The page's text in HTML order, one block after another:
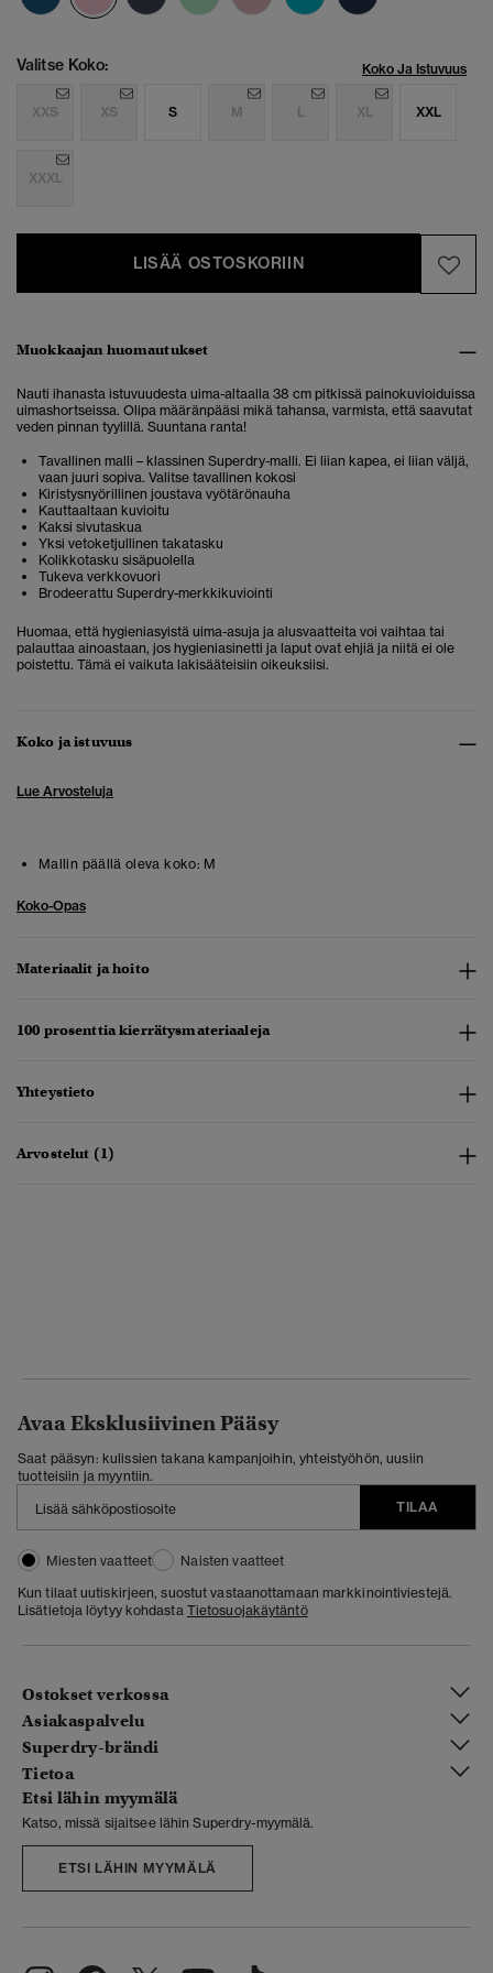
Valitse Koko: Koko Ja Istuvuus
XXS XS S M L XL XXL
XXXL
LISÄÄ OSTOSKORIIN
Muokkaajan huomautukset
Nauti ihanasta istuvuudesta uima-altaalla 38 cm pitkissä painokuvioiduissa
uimashortseissa. Olipa määränpääsi mikä tahansa, varmista, että saavutat
veden pinnan tyylillä. Suuntana ranta!
Tavallinen malli – klassinen Superdry-malli. Ei liian kapea, ei liian väljä,
vaan juuri sopiva. Valitse tavallinen kokosi
Kiristysnyörillinen joustava vyötärönauha
Kauttaaltaan kuvioitu
Kaksi sivutaskua
Yksi vetoketjullinen takatasku
Kolikkotasku sisäpuolella
Tukeva verkkovuori
Brodeerattu Superdry-merkkikuviointi
Huomaa, että hygieniasyistä uima-asuja ja alusvaatteita voi vaihtaa tai
palauttaa ainoastaan, jos hygieniasinetti ja laput ovat ehjiä ja niitä ei ole
poistettu. Tämä ei vaikuta lakisääteisiin oikeuksiisi.
Koko ja istuvuus
Lue Arvosteluja
Mallin päällä oleva koko: M
Koko-Opas
Materiaalit ja hoito
100 prosenttia kierrätysmateriaaleja
Yhteystieto
Arvostelut (1)
Avaa Eksklusiivinen Pääsy
Saat pääsyn: kulissien takana kampanjoihin, yhteistyöhön, uusiin
tuotteisiin ja myyntiin.
TILAA
Miesten vaatteet
Naisten vaatteet
Kun tilaat uutiskirjeen, suostut vastaanottamaan markkinointiviestejä.
Lisätietoja löytyy kohdasta Tietosuojakäytäntö
Ostokset verkossa
Asiakaspalvelu
Superdry-brändi
Tietoa
Etsi lähin myymälä
Katso, missä sijaitsee lähin Superdry-myymälä.
ETSI LÄHIN MYYMÄLÄ